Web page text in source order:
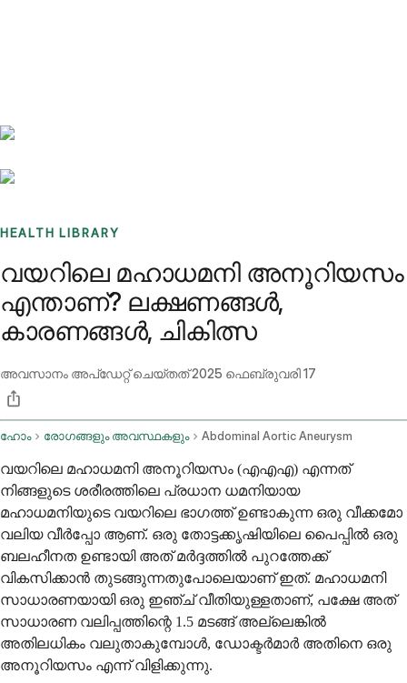
HEALTH LIBRARY
വയറിലെ മഹാധമനി അനൂറിയസം
എന്താണ്? ലക്ഷണങ്ങൾ,
കാരണങ്ങൾ, ചികിത്സ
അവസാനം അപ്ഡേറ്റ് ചെയ്തത്2025 ഫെബ്രുവരി 17
ഹോം രോഗങ്ങളും അവസ്ഥകളും Abdominal Aortic Aneurysm
വയറിലെ മഹാധമനി അനൂറിയസം (എഎഎ) എന്നത്
നിങ്ങളുടെ ശരീരത്തിലെ പ്രധാന ധമനിയായ
മഹാധമനിയുടെ വയറിലെ ഭാഗത്ത് ഉണ്ടാകുന്ന ഒരു വീക്കമോ
വലിയ വീർപ്പോ ആണ്. ഒരു തോട്ടക്കൃഷിയിലെ പൈപ്പിൽ ഒരു
ബലഹീനത ഉണ്ടായി അത് മർദ്ദത്തിൽ പുറത്തേക്ക്
വികസിക്കാൻ തുടങ്ങുന്നതുപോലെയാണ് ഇത്. മഹാധമനി
സാധാരണയായി ഒരു ഇഞ്ച് വീതിയുള്ളതാണ്, പക്ഷേ അത്
സാധാരണ വലിപ്പത്തിന്റെ 1.5 മടങ്ങ് അല്ലെങ്കിൽ
അതിലധികം വലുതാകുമ്പോൾ, ഡോക്ടർമാർ അതിനെ ഒരു
അനൂറിയസം എന്ന് വിളിക്കുന്നു.